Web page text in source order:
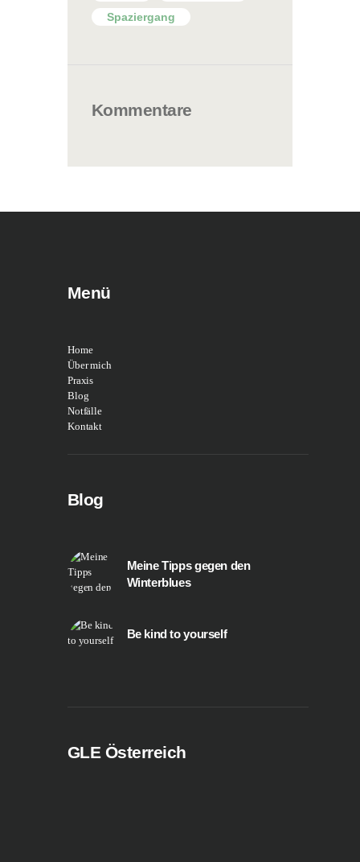
Spaziergang
Kommentare
Menü
Home
Über mich
Praxis
Blog
Notfälle
Kontakt
Blog
Meine Tipps gegen den
Winterblues
Be kind to yourself
GLE Österreich